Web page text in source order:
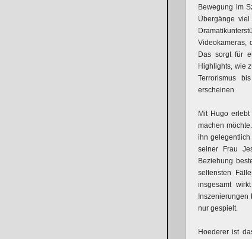
Bewegung im
Übergänge
Videokameras,
Das sorgt für
Highlights, wie
Terrorismus
erscheinen.
Mit Hugo
machen
ihn
seiner Frau
Beziehung
seltensten
insgesamt
nur gespielt.
Hoederer ist